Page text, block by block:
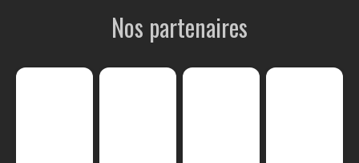
Nos partenaires